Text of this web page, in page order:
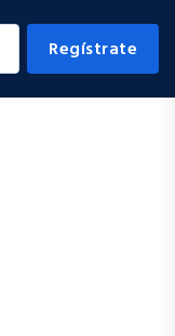
Regístrate